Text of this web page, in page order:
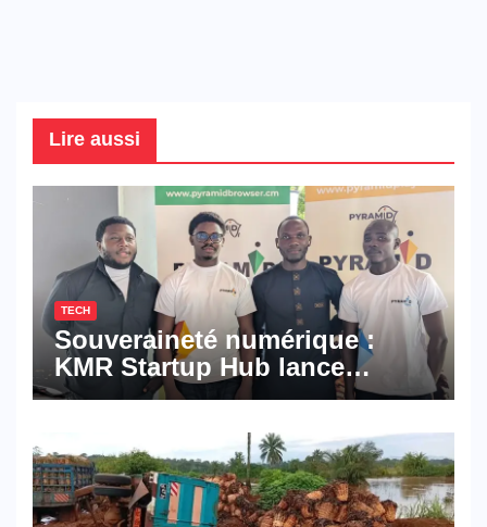
Lire aussi
TECH
Souveraineté numérique :
KMR Startup Hub lance
Pyramid Browser et Pyramid
numériques made in
Cameroon